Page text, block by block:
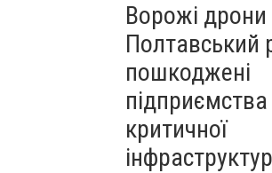
Ворожі
Полтавський
пошкоджені
підприємства
критичної